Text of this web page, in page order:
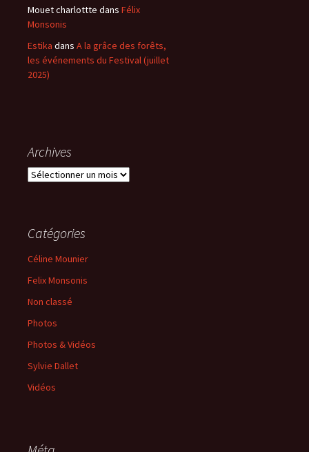
Mouet charlottte dans Félix
Monsonis
Estika dans A la grâce des forêts,
les événements du Festival (juillet
2025)
Archives
Catégories
Céline Mounier
Felix Monsonis
Non classé
Photos
Photos & Vidéos
Sylvie Dallet
Vidéos